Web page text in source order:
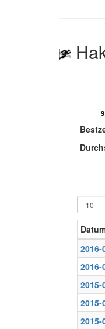
2016-
2016-
2015-
2015-
2015-